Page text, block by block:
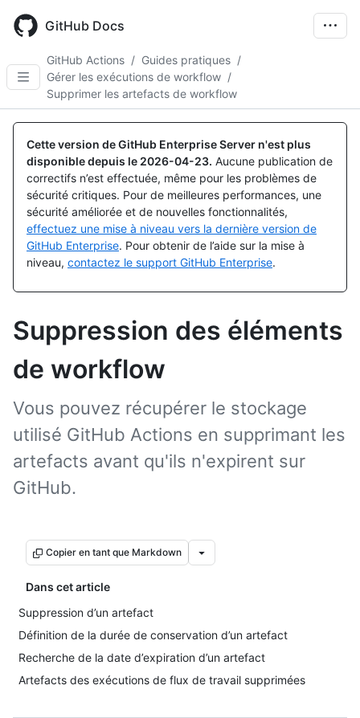
main
GitHub Docs
GitHub Actions / Guides pratiques /
Gérer les exécutions de workflow /
Supprimer les artefacts de workflow
Cette version de GitHub Enterprise Server n'est plus
disponible depuis le 2026-04-23. Aucune publication de
correctifs n’est effectuée, même pour les problèmes de
sécurité critiques. Pour de meilleures performances, une
sécurité améliorée et de nouvelles fonctionnalités,
effectuez une mise à niveau vers la dernière version de
GitHub Enterprise. Pour obtenir de l’aide sur la mise à
niveau, contactez le support GitHub Enterprise.
Suppression des éléments
de workflow
Vous pouvez récupérer le stockage
utilisé GitHub Actions en supprimant les
artefacts avant qu'ils n'expirent sur
GitHub.
Copier en tant que Markdown
Dans cet article
Suppression d’un artefact
Définition de la durée de conservation d’un artefact
Recherche de la date d’expiration d’un artefact
Artefacts des exécutions de flux de travail supprimées